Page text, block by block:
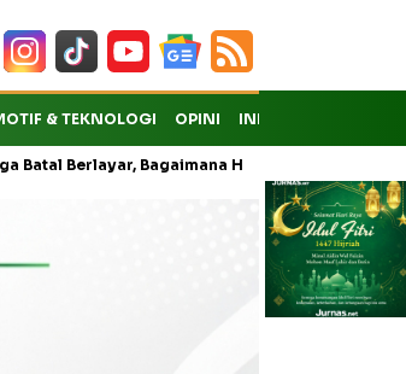
& TEKNOLOGI OPINI INDEKS
Bagaimana Hak Penumpang atas